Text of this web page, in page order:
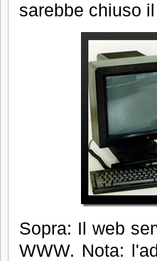
sarebbe chiuso
Sopra: Il web
WWW. Nota: